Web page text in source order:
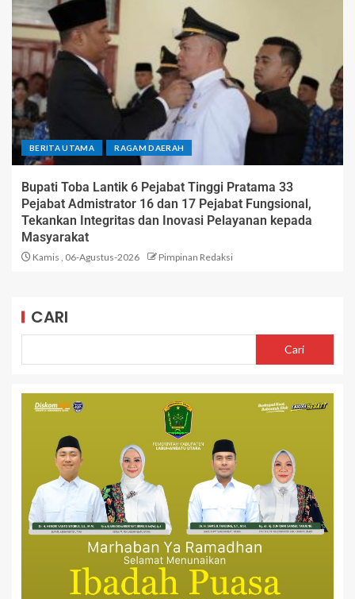
BERITA UTAMA RAGAM DAERAH
Bupati Toba Lantik 6 Pejabat Tinggi Pratama 33
Pejabat Admistrator 16 dan 17 Pejabat Fungsional,
Tekankan Integritas dan Inovasi Pelayanan kepada
Masyarakat
Kamis , 06-Agustus-2026 Pimpinan Redaksi
CARI
Cari